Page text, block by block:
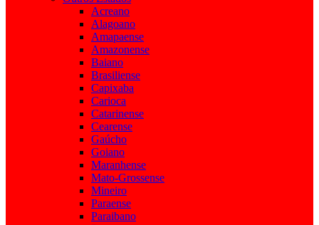
Acreano
Alagoano
Amapaense
Amazonense
Baiano
Brasiliense
Capixaba
Carioca
Catarinense
Cearense
Gaúcho
Goiano
Maranhense
Mato-Grossense
Mineiro
Paraense
Paraibano